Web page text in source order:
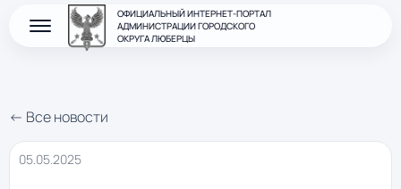
ОФИЦИАЛЬНЫЙ ИНТЕРНЕТ-ПОРТАЛ
АДМИНИСТРАЦИИ ГОРОДСКОГО
ОКРУГА ЛЮБЕРЦЫ
← Все новости
05.05.2025